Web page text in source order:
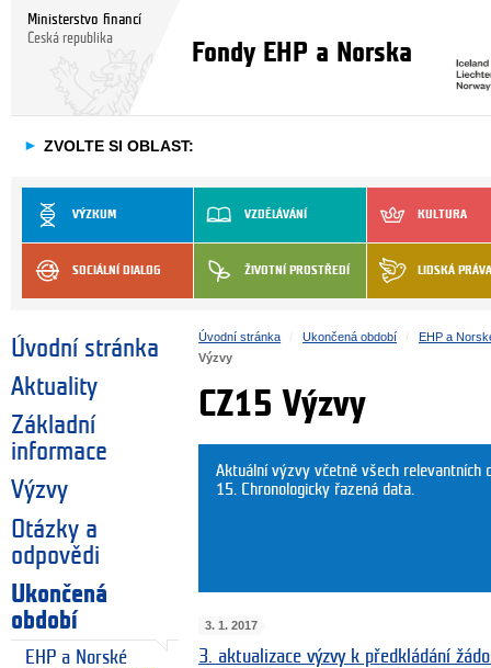
Ministerstvo financí
Česká republika
Fondy EHP a Norska
► ZVOLTE SI OBLAST:
VÝZKUM VZDĚLÁVÁNÍ KULTURA
SOCIÁLNÍ DIALOG ŽIVOTNÍ PROSTŘEDÍ LIDSKÁ PRÁVA
Úvodní stránka
Aktuality
Základní
informace
Výzvy
Otázky a
odpovědi
Ukončená
období
EHP a Norské
Úvodní stránka Ukončená období
EHP a
Výzvy
CZ15 Výzvy
Aktuální výzvy včetně všech relevantních
15. Chronologicky řazená data.
3. 1. 2017
3. aktualizace výzvy k předkládání